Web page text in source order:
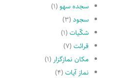
سجده سهو(۱)
سجود(۳)
شکّیات(۱)
قرائت(۷)
مکان نمازگزار (۱)
نماز آیات(۴)